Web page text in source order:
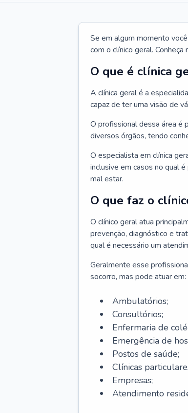
Se em algum momento
com o clínico geral.
O que é clínica
A clínica geral é a
capaz de ter uma visão de
O profissional dessa área é
diversos órgãos, tendo
O especialista em clínica
inclusive em casos no qual
mal estar.
O que faz o
O clínico geral atua
prevenção, diagnóstico e
qual é necessário um
Geralmente esse
socorro, mas pode atuar em:
Ambulatórios;
Consultórios;
Enfermaria de
Emergência de
Postos de saúde;
Clínicas
Empresas;
Atendimento